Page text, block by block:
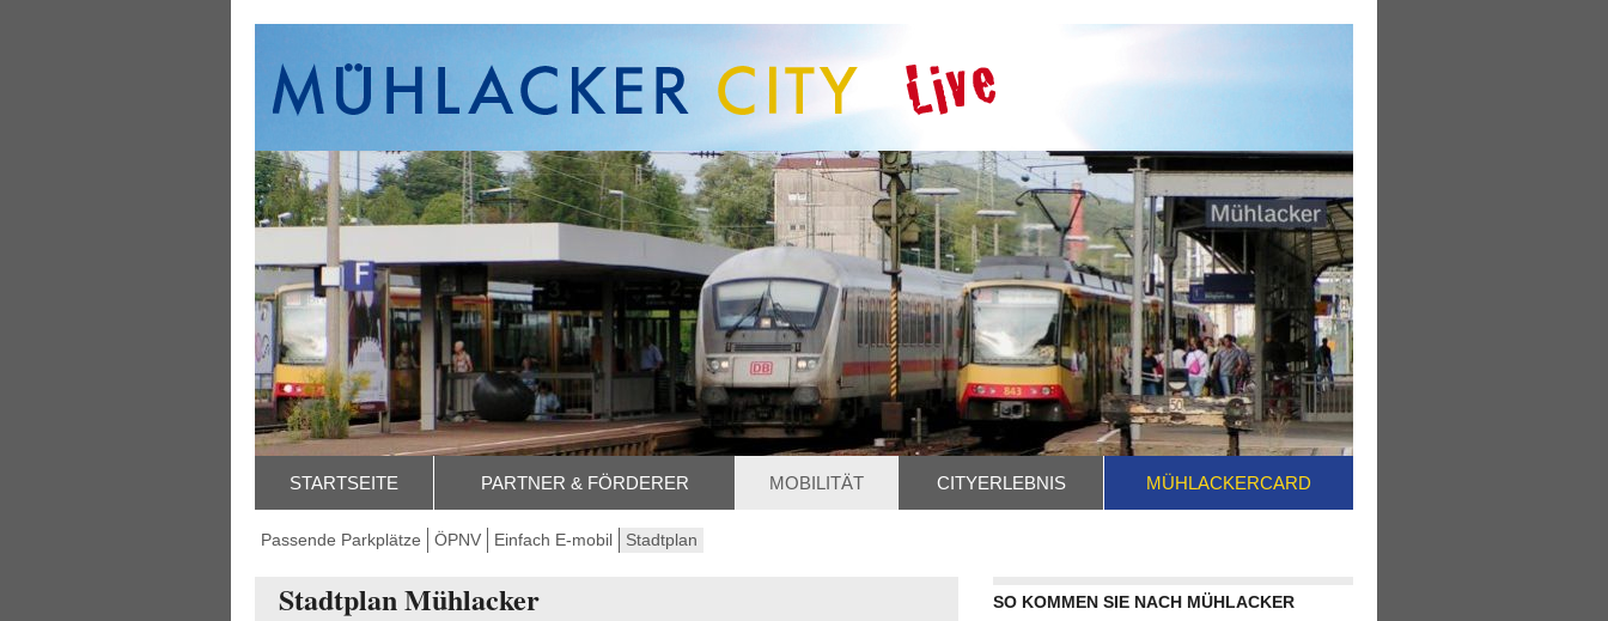
STARTSEITE PARTNER & FÖRDERER MOBILITÄT CITYERLEBNIS MÜHLACKERCARD
Passende Parkplätze ÖPNV Einfach E-mobil Stadtplan
Stadtplan Mühlacker SO KOMMEN SIE NACH MÜHLACKER